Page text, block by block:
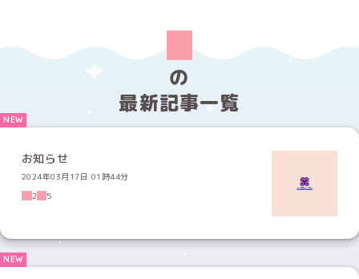
の
最新記事一覧
お知らせ
2024年03月17日 01時44分
2
5